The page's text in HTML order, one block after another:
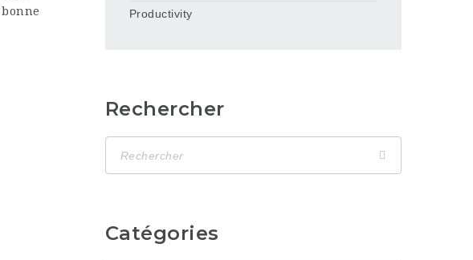
Productivity
Rechercher
Catégories